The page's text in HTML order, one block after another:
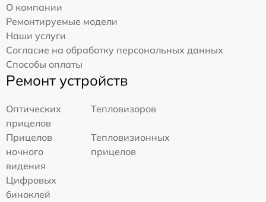
О компании
Ремонтируемые модели
Наши услуги
Согласие на обработку персональных данных
Способы оплаты
Ремонт устройств
Оптических
прицелов
Тепловизоров
Прицелов
ночного
видения
Тепловизионных
прицелов
Цифровых
биноклей